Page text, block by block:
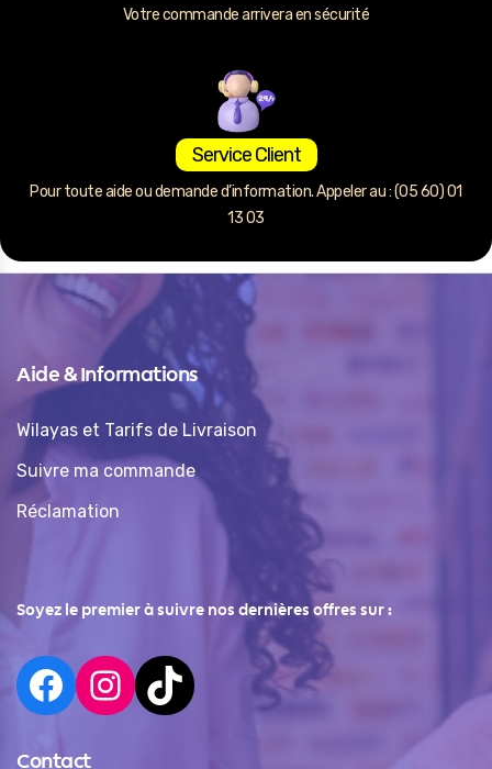
Votre commande arrivera en sécurité
Service Client
Pour toute aide ou demande d’information. Appeler au : (05 60) 01
13 03
Aide & Informations
Wilayas et Tarifs de Livraison
Suivre ma commande
Réclamation
Soyez le premier à suivre nos dernières offres sur :
Contact